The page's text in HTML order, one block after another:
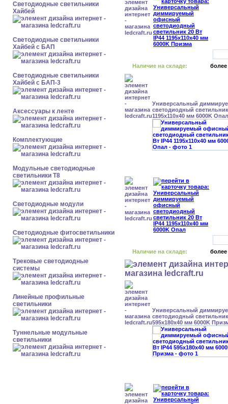
Светодиодные светильники
Хайбей
Светодиодные светильники
Хайбей с БАП
Светодиодные светильники
Хайбей с БАП-3
Аксессуары к ленте
Комплектующие
Модульные светодиодные
светильники Т8
Светодиодные модули
Светодиодные фитосветильники
Трековые светодиодные
системы
Линейные профильные
светильники
Туннельные модульные
светильники
Наличие на складе: более
Универсальный
светодиодный
1195x110x40 мм 6000K Опал
Наличие на складе: более
Универсальный
светодиодный
595x180x40 мм 6000K